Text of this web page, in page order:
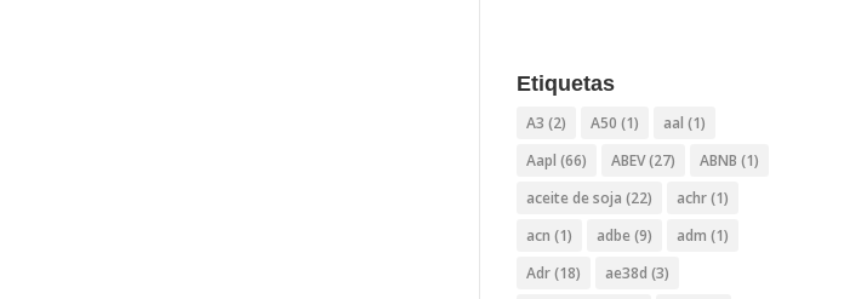
Etiquetas
A3 (2) A50 (1) aal (1)
Aapl (66) ABEV(27) ABNB (1)
aceite de soja (22) achr(1)
acn (1) adbe (9) adm (1)
Adr(18) ae38d (3)